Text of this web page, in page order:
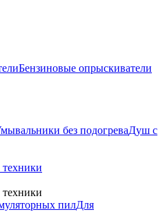
Бензиновые опрыскиватели
без подогреваДуш с
пилДля